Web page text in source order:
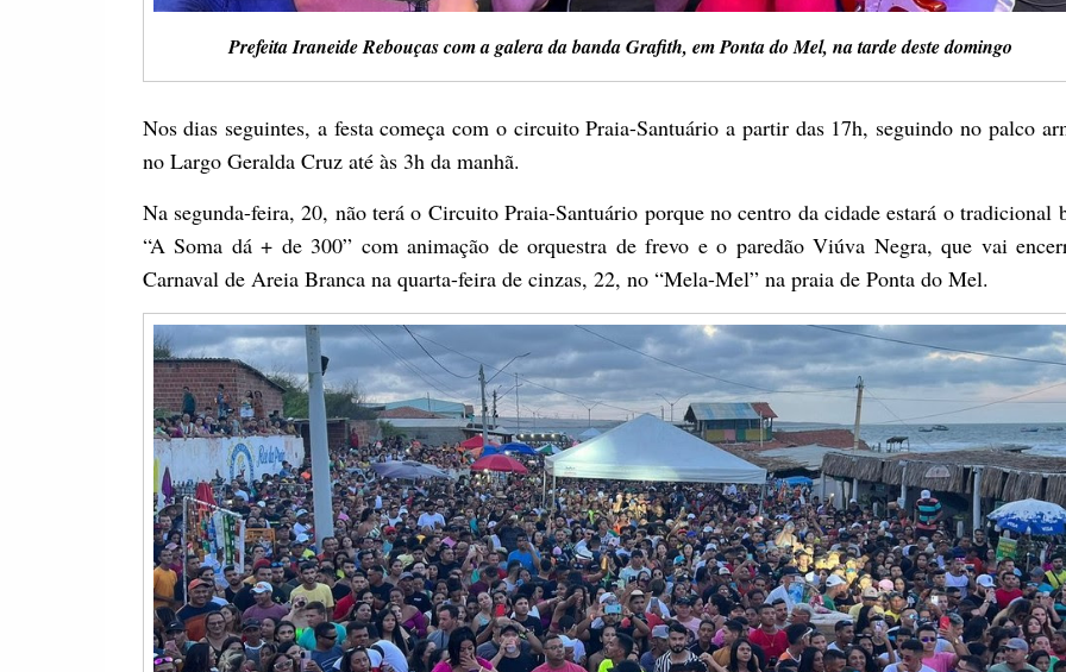
Prefeita Iraneide Rebouças com a galera da banda Grafith, em Ponta do Mel, na tarde deste domingo
Nos dias seguintes, a festa começa com o circuito Praia-Santuário a partir das 17h, seguindo no palco
no Largo Geralda Cruz até às 3h da manhã.
Na segunda-feira, 20, não terá o Circuito Praia-Santuário porque no centro da cidade estará o tradicional
“A Soma dá + de 300” com animação de orquestra de frevo e o paredão Viúva Negra, que vai
Carnaval de Areia Branca na quarta-feira de cinzas, 22, no “Mela-Mel” na praia de Ponta do Mel.